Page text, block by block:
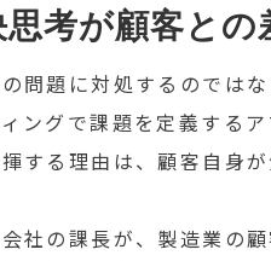
考が顧客と
問題に対処するのでは
ングで課題を定義する
する理由は、顧客自身
社の課長が、製造業の